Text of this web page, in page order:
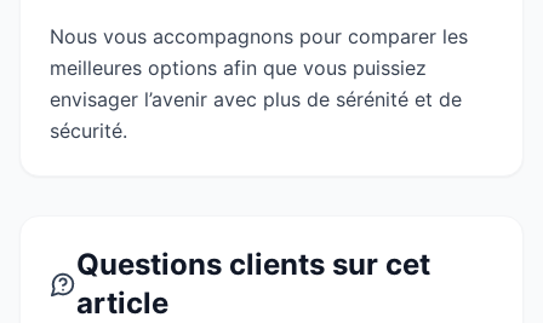
Nous vous accompagnons pour comparer les
meilleures options afin que vous puissiez
envisager l’avenir avec plus de sérénité et de
sécurité.
Questions clients sur cet
article